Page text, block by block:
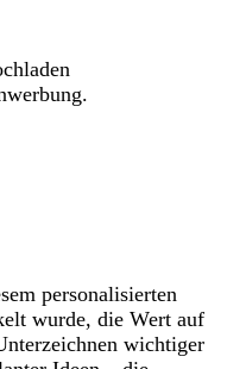
personalisierten
wurde, die Wert auf
wichtiger